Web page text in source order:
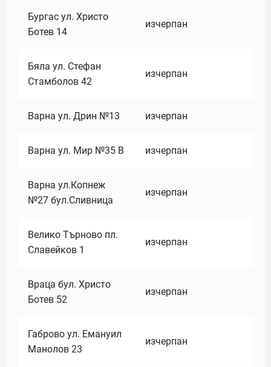
Бургас ул. Христо
Ботев 14
изчерпан
Бяла ул. Стефан
Стамболов 42
изчерпан
Варна ул. Дрин №13 изчерпан
Варна ул. Мир №35 В изчерпан
Варна ул.Копнеж
№27 бул.Сливница
изчерпан
Велико Търново пл.
Славейков 1
изчерпан
Враца бул. Христо
Ботев 52
изчерпан
Габрово ул. Емануил
Манолов 23
изчерпан